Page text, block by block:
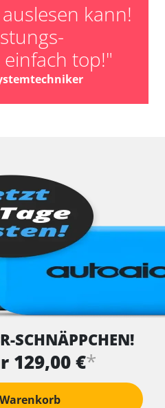
kann!
top!"
SCHNÄPPCHEN!
129,00 €*